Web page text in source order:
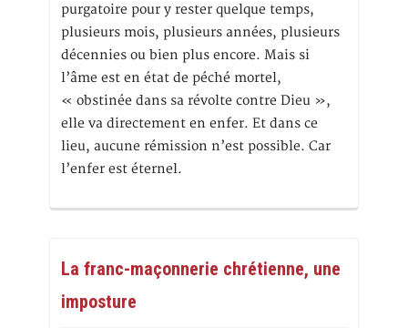
purgatoire pour y rester quelque temps,
plusieurs mois, plusieurs années, plusieurs
décennies ou bien plus encore. Mais si
l’âme est en état de péché mortel,
« obstinée dans sa révolte contre Dieu »,
elle va directement en enfer. Et dans ce
lieu, aucune rémission n’est possible. Car
l’enfer est éternel.
La franc-maçonnerie chrétienne, une
imposture